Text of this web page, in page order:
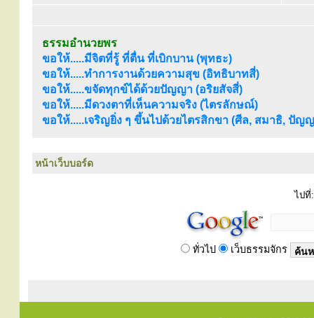
ธรรมอำนวยพร
ขอให้.....มีจิตที่รู้ ที่ตื่น ที่เบิกบาน (พุทธะ)
ขอให้.....ทำการงานด้วยความสุข (อิทธิบาทสี่)
ขอให้.....ขจัดทุกข์ได้ด้วยปัญญา (อริยสัจสี่)
ขอให้.....มีดวงตาที่เห็นความจริง (ไตรลักษณ์)
ขอให้.....เจริญยิ่ง ๆ ขึ้นไปด้วยไตรสิกขา (ศีล, สมาธิ, ปัญ
หน้าเว็บบอร์ด
ไปที่:
ทั่วไป เว็บธรรมจักร